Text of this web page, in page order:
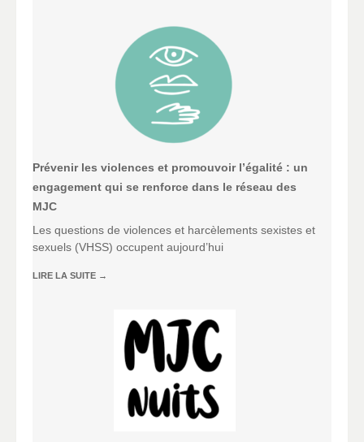
Prévenir les violences et promouvoir l’égalité : un
engagement qui se renforce dans le réseau des
MJC
Les questions de violences et harcèlements sexistes et
sexuels (VHSS) occupent aujourd’hui
LIRE LA SUITE →